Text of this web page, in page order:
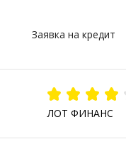
Заявка на кредит
ЛОТ ФИНАНС